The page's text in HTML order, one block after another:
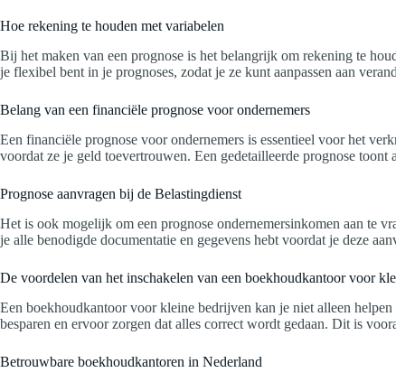
Hoe rekening te houden met variabelen
Bij het maken van een prognose is het belangrijk om rekening te
je flexibel bent in je prognoses, zodat je ze kunt aanpassen aan
Belang van een financiële prognose voor ondernemers
Een financiële prognose voor ondernemers is essentieel voor het
voordat ze je geld toevertrouwen. Een gedetailleerde prognose toont
Prognose aanvragen bij de Belastingdienst
Het is ook mogelijk om een prognose ondernemersinkomen aan te
je alle benodigde documentatie en gegevens hebt voordat je deze
De voordelen van het inschakelen van een boekhoudkantoor voor
Een boekhoudkantoor voor kleine bedrijven kan je niet alleen helpen
besparen en ervoor zorgen dat alles correct wordt gedaan. Dit is
Betrouwbare boekhoudkantoren in Nederland